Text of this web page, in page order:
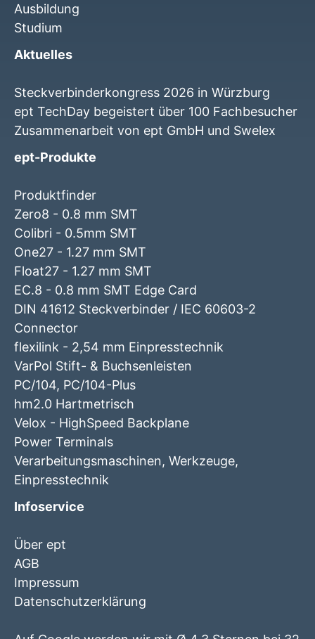
Ausbildung
Studium
Aktuelles
Steckverbinderkongress 2026 in Würzburg
ept TechDay begeistert über 100 Fachbesucher
Zusammenarbeit von ept GmbH und Swelex
ept-Produkte
Produktfinder
Zero8 - 0.8 mm SMT
Colibri - 0.5mm SMT
One27 - 1.27 mm SMT
Float27 - 1.27 mm SMT
EC.8 - 0.8 mm SMT Edge Card
DIN 41612 Steckverbinder / IEC 60603-2
Connector
flexilink - 2,54 mm Einpresstechnik
VarPol Stift- & Buchsenleisten
PC/104, PC/104-Plus
hm2.0 Hartmetrisch
Velox - HighSpeed Backplane
Power Terminals
Verarbeitungsmaschinen, Werkzeuge,
Einpresstechnik
Infoservice
Über ept
AGB
Impressum
Datenschutzerklärung